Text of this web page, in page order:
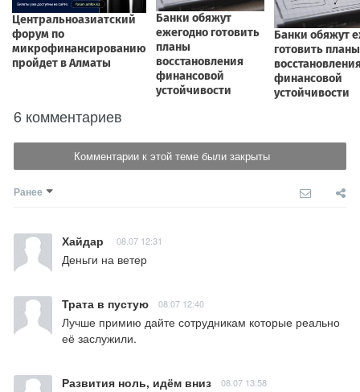
6 комментариев
Комментарии к этой теме были закрыты
Ранее
Хайдар 08.07 12:31
Деньги на ветер
Трата в пустую 08.07 12:40
Лучше примию дайте сотрудникам которые реально
её заслужили.
Развития ноль, идём вниз 08.07 13:58